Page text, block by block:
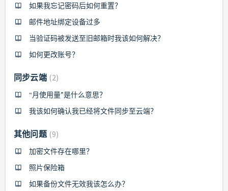
如果我忘记密码后如何重置？
邮件地址绑定设备过多
当验证码被发送至旧邮箱时我该如何解决？
如何更改账号？
同步云端 2
“月使用量”是什么意思？
我该如何确认我已经将文件同步至云端？
其他问题 9
加密文件存在哪里？
照片保险箱
如果备份文件无效我该怎么办？